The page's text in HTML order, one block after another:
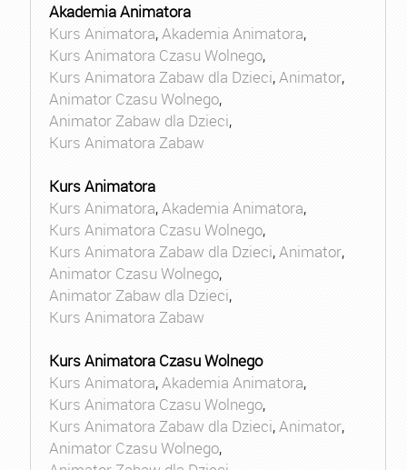
Akademia Animatora
Kurs Animatora,Akademia Animatora,
Kurs Animatora Czasu Wolnego,
Kurs Animatora Zabaw dla Dzieci,Animator,
Animator Czasu Wolnego,
Animator Zabaw dla Dzieci,
Kurs Animatora Zabaw
Kurs Animatora
Kurs Animatora,Akademia Animatora,
Kurs Animatora Czasu Wolnego,
Kurs Animatora Zabaw dla Dzieci,Animator,
Animator Czasu Wolnego,
Animator Zabaw dla Dzieci,
Kurs Animatora Zabaw
Kurs Animatora Czasu Wolnego
Kurs Animatora,Akademia Animatora,
Kurs Animatora Czasu Wolnego,
Kurs Animatora Zabaw dla Dzieci,Animator,
Animator Czasu Wolnego,